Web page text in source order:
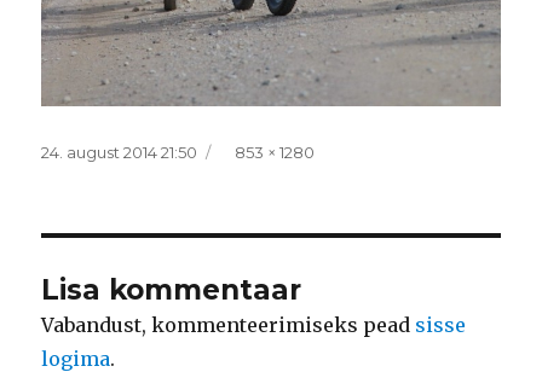
Postitatud
24. august 2014 21:50 Täissuurus
853 × 1280
Lisa kommentaar
Vabandust, kommenteerimiseks pead sisse
logima.